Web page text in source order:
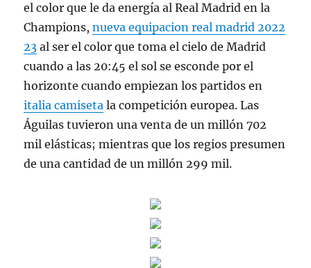
el color que le da energía al Real Madrid en la
Champions,nueva equipacion real madrid 2022
23 al ser el color que toma el cielo de Madrid
cuando a las 20:45 el sol se esconde por el
horizonte cuando empiezan los partidos en
italia camiseta la competición europea. Las
Águilas tuvieron una venta de un millón 702
mil elásticas; mientras que los regios presumen
de una cantidad de un millón 299 mil.